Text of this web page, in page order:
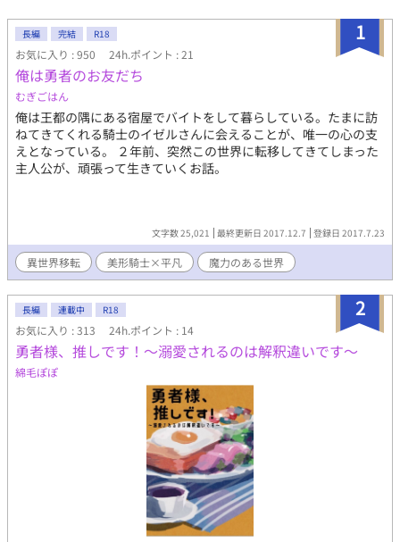
1
長編 完結 R18
お気に入り : 950 24h.ポイント : 21
俺は勇者のお友だち
むぎごはん
俺は王都の隅にある宿屋でバイトをして暮らしている。たまに訪
ねてきてくれる騎士のイゼルさんに会えることが、唯一の心の支
えとなっている。 ２年前、突然この世界に転移してきてしまった
主人公が、頑張って生きていくお話。
文字数 25,021 最終更新日 2017.12.7 登録日 2017.7.23
異世界移転 美形騎士×平凡 魔力のある世界
2
長編 連載中 R18
お気に入り : 313 24h.ポイント : 14
勇者様、推しです！〜溺愛されるのは解釈違いです〜
綿毛ぽぽ